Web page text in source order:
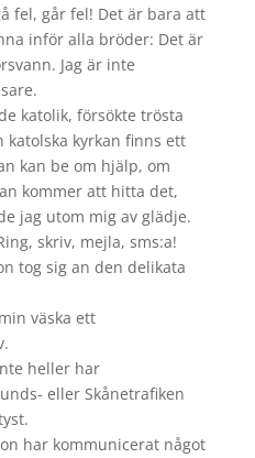
fel, går fel! Det är bara att
inför alla bröder: Det är
Jag är inte
katolik, försökte trösta
kyrkan finns ett
kan be om hjälp, om
kommer att hitta det,
jag utom mig av glädje.
skriv, mejla, sms:a!
tog sig an den delikata
väska ett
heller har
eller Skånetrafiken
har kommunicerat något